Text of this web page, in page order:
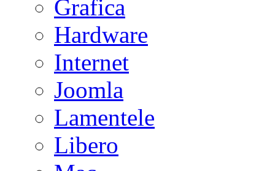
Grafica
Hardware
Internet
Joomla
Lamentele
Libero